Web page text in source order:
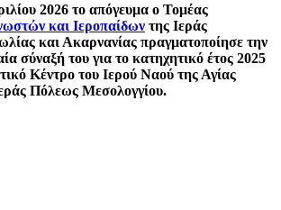
2026 το απόγευμα ο Τομέας
και Ιεροπαίδων της Ιεράς
και Ακαρνανίας πραγματοποίησε την
σύναξή του για το κατηχητικό έτος 2025
Κέντρο του Ιερού Ναού της Αγίας
Πόλεως Μεσολογγίου.